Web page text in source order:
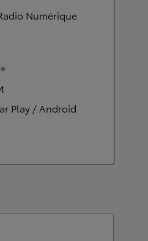
Numérique
Play / Android